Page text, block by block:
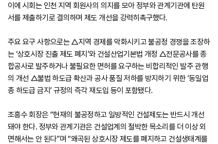
이에 시회는 인천 지역 회원사의 의지를 모아 정부와 관계기관에 탄원
서를 제출하기로 결의하며 제도 개선을 강력히촉구했다.
주요 요구 사항으로는 △지역 경제를 악화시키고 불공정 경쟁을 조장하
는 ‘상호시장 진출 제도 폐지’와 건설산업기본법 개정 △전문공사를 종
합공사로 발주하거나 불필요한 면허를 요구하는 비합리적인 발주 관행
의 개선 △불법 하도급 확산과 공사 품질 저하를 방지하기 위한 ‘동일업
종 하도급 금지’ 규정의 즉각 재도입 등이 포함됐다.
조흥수 회장은 “현재의 불공정하고 일방적인 건설제도는 반드시 개선
돼야 한다. 정부와 관계기관은 건설업계의 절박한 목소리를 더 이상 외
면해서는 안 된다”며 “왜곡된 상호시장 제도를 폐지하고 건설생태계를